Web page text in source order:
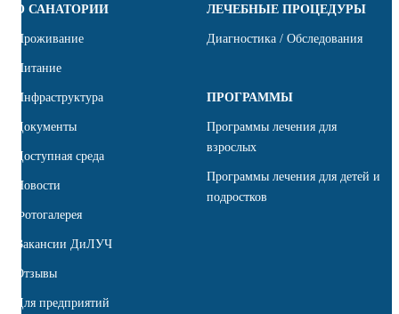
О САНАТОРИИ
Проживание
Питание
Инфраструктура
Документы
Доступная среда
Новости
Фотогалерея
Вакансии ДиЛУЧ
Отзывы
Для предприятий
ЛЕЧЕБНЫЕ ПРОЦЕДУРЫ
Диагностика / Обследования
ПРОГРАММЫ
Программы лечения для
взрослых
Программы лечения для детей и
подростков